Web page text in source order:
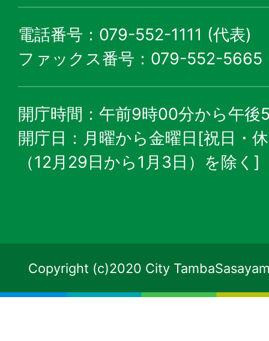
電話番号：079-552-1111 (代表)
ファックス番号：079-552-5665
開庁時間：午前9時00分から午後
開庁日：月曜から金曜日[祝日・
（12月29日から1月3日）を除く]
Copyright (c)2020 City